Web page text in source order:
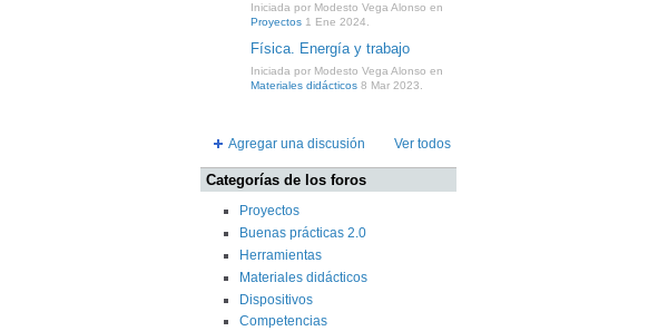
Iniciada por Modesto Vega Alonso en
Proyectos 1 Ene 2024.
Física. Energía y trabajo
Iniciada por Modesto Vega Alonso en
Materiales didácticos 8 Mar 2023.
Agregar una discusión Ver todos
Categorías de los foros
Proyectos
Buenas prácticas 2.0
Herramientas
Materiales didácticos
Dispositivos
Competencias